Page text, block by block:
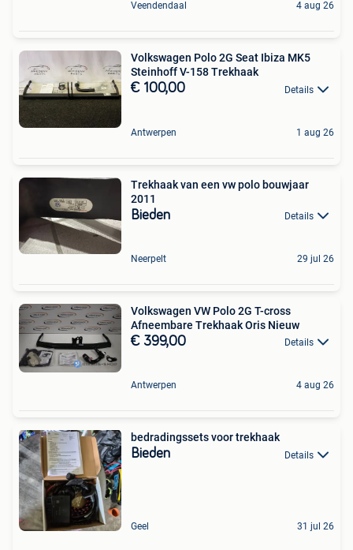
Veendendaal 4 aug 26
Volkswagen Polo 2G Seat Ibiza MK5
Steinhoff V-158 Trekhaak
€ 100,00 Details
Antwerpen 1 aug 26
Trekhaak van een vw polo bouwjaar
2011
Bieden Details
Neerpelt 29 jul 26
Volkswagen VW Polo 2G T-cross
Afneembare Trekhaak Oris Nieuw
€ 399,00 Details
Antwerpen 4 aug 26
bedradingssets voor trekhaak
Bieden Details
Geel 31 jul 26